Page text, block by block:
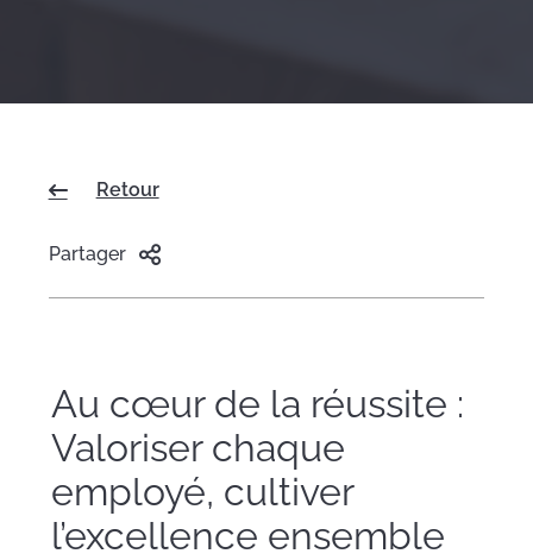
Retour
Partager
Au cœur de la réussite :
Valoriser chaque
employé, cultiver
l’excellence ensemble